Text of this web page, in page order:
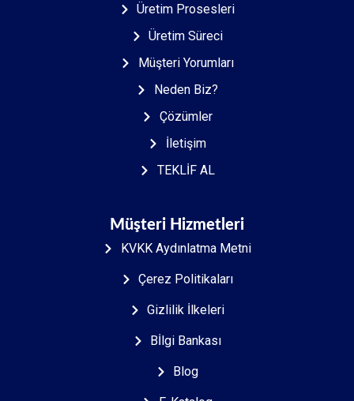
Üretim Prosesleri
Üretim Süreci
Müşteri Yorumları
Neden Biz?
Çözümler
İletişim
TEKLİF AL
Müşteri Hizmetleri
KVKK Aydınlatma Metni
Çerez Politikaları
Gizlilik İlkeleri
Bİlgi Bankası
Blog